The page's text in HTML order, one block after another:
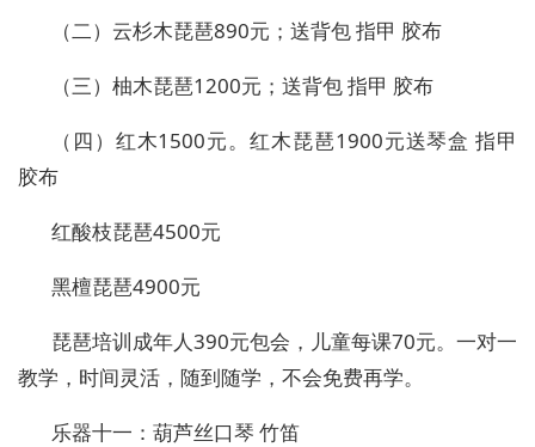
（二）云杉木琵琶890元；送背包 指甲 胶布
（三）柚木琵琶1200元；送背包 指甲 胶布
（四）红木1500元。红木琵琶1900元送琴盒 指甲
胶布
红酸枝琵琶4500元
黑檀琵琶4900元
琵琶培训成年人390元包会，儿童每课70元。一对一
教学，时间灵活，随到随学，不会免费再学。
乐器十一：葫芦丝口琴 竹笛